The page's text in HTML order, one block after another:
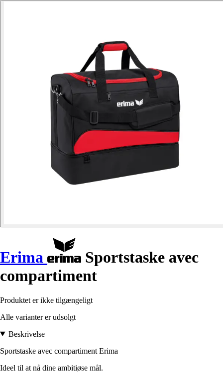
Erima
Sportstaske avec
compartiment
Produktet er ikke tilgængeligt
Alle varianter er udsolgt
Beskrivelse
Sportstaske avec compartiment Erima
Ideel til at nå dine ambitiøse mål.